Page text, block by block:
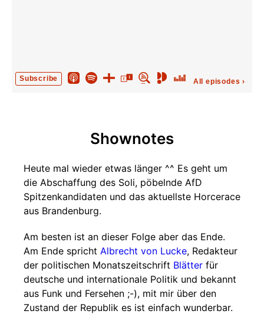
Subscribe All episodes ›
Shownotes
Heute mal wieder etwas länger ^^ Es geht um
die Abschaffung des Soli, pöbelnde AfD
Spitzenkandidaten und das aktuellste Horcerace
aus Brandenburg.
Am besten ist an dieser Folge aber das Ende.
Am Ende spricht Albrecht von Lucke, Redakteur
der politischen Monatszeitschrift Blätter für
deutsche und internationale Politik und bekannt
aus Funk und Fersehen ;-), mit mir über den
Zustand der Republik es ist einfach wunderbar.